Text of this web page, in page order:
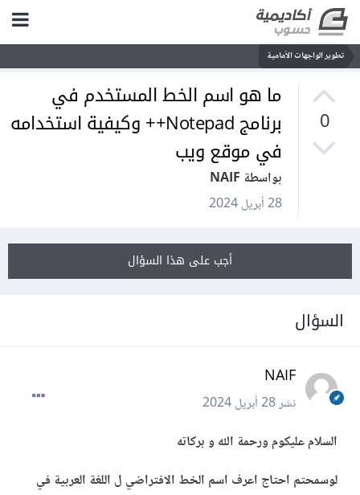
تطوير الواجهات الأمامية
0
ما هو اسم الخط المستخدم في
برنامج Notepad++ وكيفية استخدامه
في موقع ويب
بواسطة NAIF
28 أبريل 2024
أجب على هذا السؤال
السؤال
NAIF
نشر28 أبريل 2024
السلام عليكوم ورحمة الله و بركاته
لوسمحتم احتاج اعرف اسم الخط الافتراضي ل اللغة العربية في